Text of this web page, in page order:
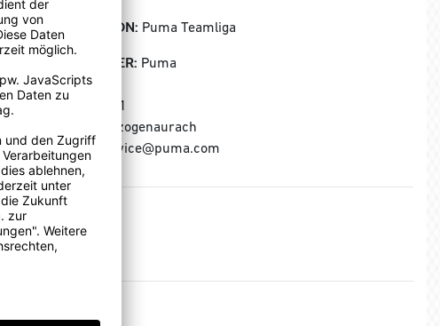
KOLLEKTION: Puma Teamliga
HERSTELLER: Puma
Puma SE
Puma Way 1
91074 Herzogenaurach
E-Mail: service@puma.com